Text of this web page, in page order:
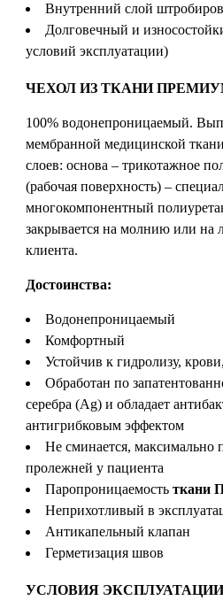
Внутренний слой
Долговечный и
условий эксплуатации)
ЧЕХОЛ ИЗ ТКАНИ
100% водонепроницаемый.
мембранной медицинской
слоев: основа – трикотажное
(рабочая поверхность) –
многокомпонентный
закрывается на молнию или
клиента.
Достоинства:
Водонепроницаемый
Комфортный
Устойчив к гидролизу,
Обработан по
серебра (Ag) и обладает
антигрибковым эффектом
Не сминается, максимально
пролежней у пациента
Паропроницаемостьткани
Неприхотливый в
Антикапельный клапан
Герметизация швов
УСЛОВИЯ